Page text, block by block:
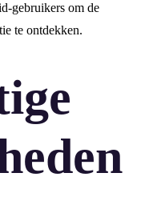
gebruikers om de
te ontdekken.